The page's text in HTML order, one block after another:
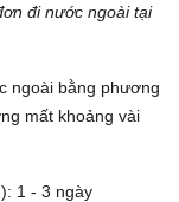
đi nước ngoài tại
ngoài bằng phương
mất khoảng vài
1 - 3 ngày